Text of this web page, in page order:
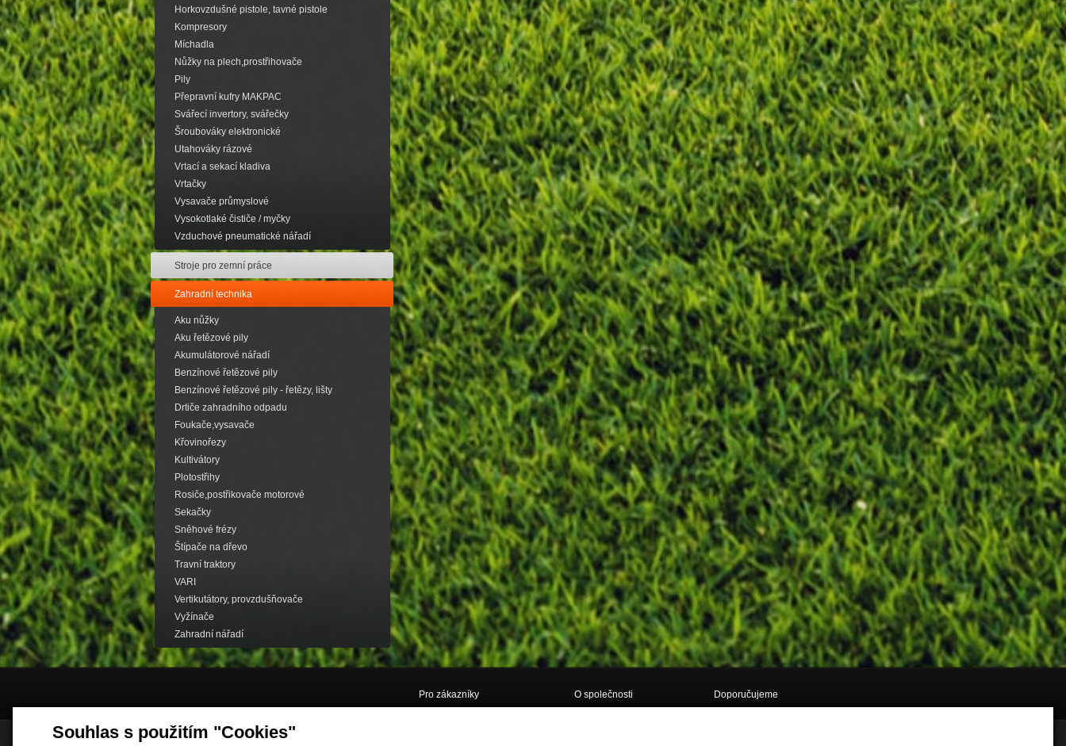
Souhlas s použitím "Cookies"
Horkovzdušné pistole, tavné pistole
Kompresory
Míchadla
Nůžky na plech,prostřihovače
Pily
Přepravní kufry MAKPAC
Svářecí invertory, svářečky
Šroubováky elektronické
Utahováky rázové
Vrtací a sekací kladiva
Vrtačky
Vysavače průmyslové
Vysokotlaké čističe / myčky
Vzduchové pneumatické nářadí
Stroje pro zemní práce
Zahradní technika
Aku nůžky
Aku řetězové pily
Akumulátorové nářadí
Benzínové řetězové pily
Benzínové řetězové pily - řetězy, lišty
Drtiče zahradního odpadu
Foukače,vysavače
Křovinořezy
Kultivátory
Plotostřihy
Rosiče,postřikovače motorové
Sekačky
Sněhové frézy
Štípače na dřevo
Travní traktory
VARI
Vertikutátory, provzdušňovače
Vyžínače
Zahradní nářadí
Pro zákazníky O společnosti Doporučujeme